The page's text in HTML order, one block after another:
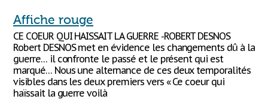
Affiche rouge
CE COEUR QUI HAISSAIT LA GUERRE -ROBERT DESNOS
Robert DESNOS met en évidence les changements dû à la
guerre… il confronte le passé et le présent qui est
marqué… Nous une alternance de ces deux temporalités
visibles dans les deux premiers vers « Ce coeur qui
haïssait la guerre voilà